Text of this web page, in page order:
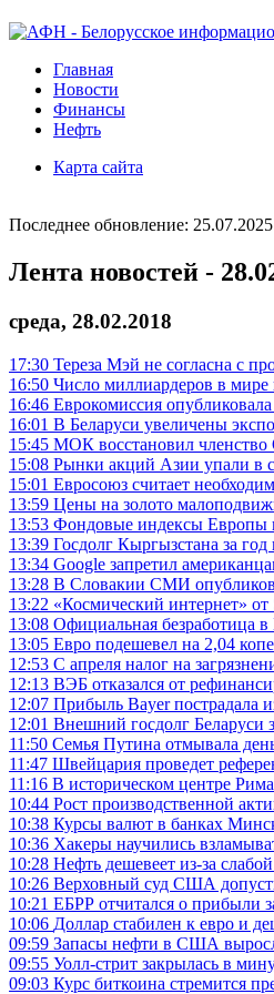
Главная
Новости
Финансы
Нефть
Карта сайта
Последнее обновление:
Лента новостей -
среда, 28.02.2018
17:30 Тереза Мэй не согласна с
16:50 Число миллиардеров в мире
16:46 Еврокомиссия
16:01 В Беларуси увеличены
15:45 МОК восстановил членство
15:08 Рынки акций Азии упали в
15:01 Евросоюз считает
13:59 Цены на золото
13:53 Фондовые индексы Европы
13:39 Госдолг Кыргызстана за
13:34 Google запретил
13:28 В Словакии СМИ
13:22 «Космический интернет» от
13:08 Официальная безработица в
13:05 Евро подешевел на 2,04
12:53 С апреля налог на
12:13 ВЭБ отказался от
12:07 Прибыль Bayer пострадала
12:01 Внешний госдолг Беларуси
11:50 Семья Путина отмывала
11:47 Швейцария проведет
11:16 В историческом центре
10:44 Рост производственной
10:38 Курсы валют в банках
10:36 Хакеры научились
10:28 Нефть дешевеет из-за
10:26 Верховный суд США
10:21 ЕБРР отчитался о прибыли
10:06 Доллар стабилен к евро и
09:59 Запасы нефти в США
09:55 Уолл-стрит закрылась в
09:03 Курс биткоина стремится